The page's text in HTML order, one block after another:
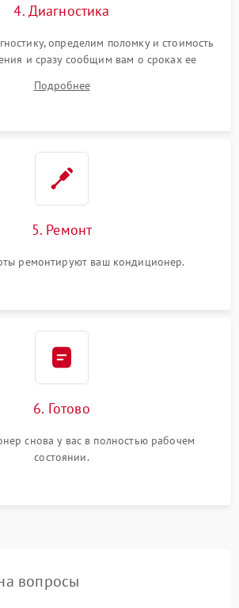
4. Диагностика
определим поломку и стоимость
и сразу сообщим вам о сроках ее
Подробнее
5. Ремонт
ремонтируют ваш кондиционер.
6. Готово
снова у вас в полностью рабочем
состоянии.
вопросы